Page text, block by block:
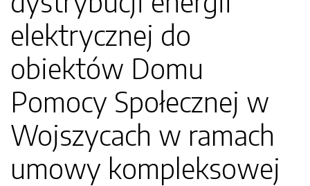
elektrycznej do
obiektów Domu
Pomocy Społecznej w
Wojszycach w ramach
umowy kompleksowej